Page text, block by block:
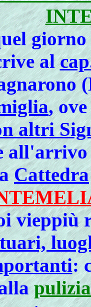
al
,
altri
all'arrivo
Cattedra
: